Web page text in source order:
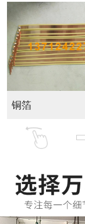
铜箔焊引线